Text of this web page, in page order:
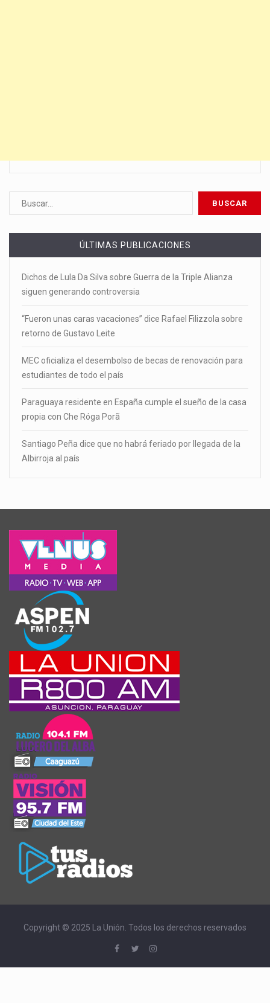
ÚLTIMAS PUBLICACIONES
Dichos de Lula Da Silva sobre Guerra de la Triple Alianza
siguen generando controversia
“Fueron unas caras vacaciones” dice Rafael Filizzola sobre
retorno de Gustavo Leite
MEC oficializa el desembolso de becas de renovación para
estudiantes de todo el país
Paraguaya residente en España cumple el sueño de la casa
propia con Che Róga Porã
Santiago Peña dice que no habrá feriado por llegada de la
Albirroja al país
Copyright © 2025 La Unión. Todos los derechos reservados